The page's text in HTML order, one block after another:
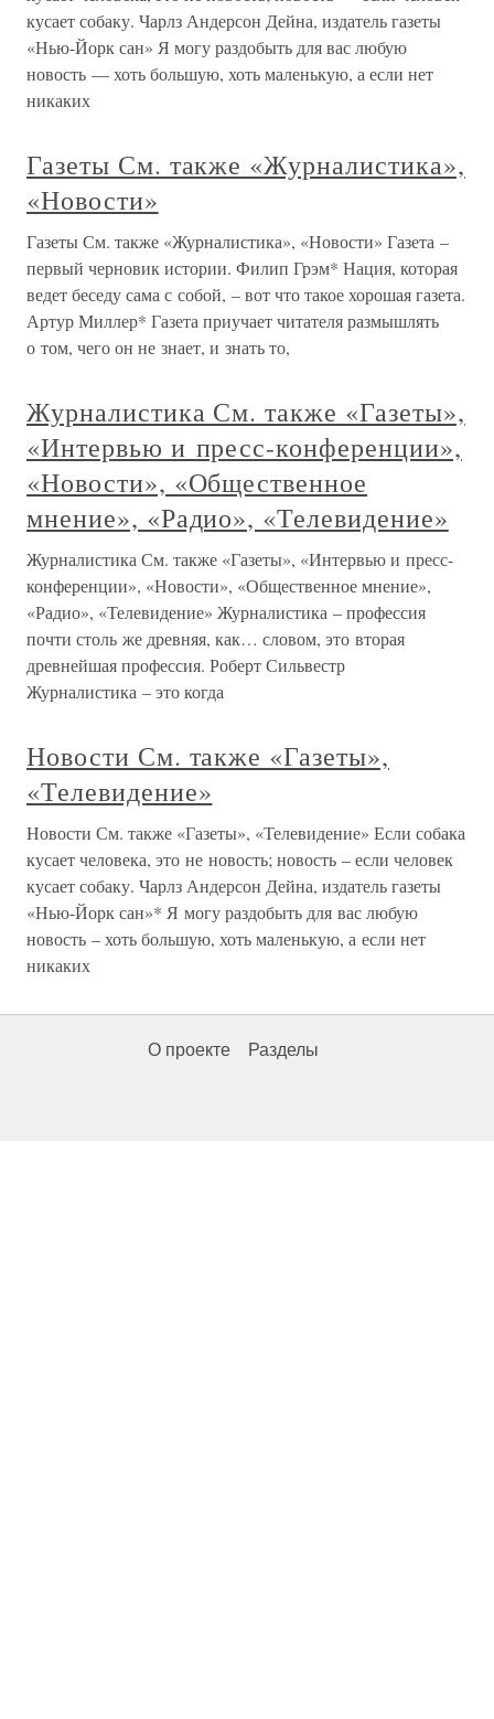
кусает собаку. Чарлз Андерсон Дейна, издатель газеты
«Нью-Йорк сан» Я могу раздобыть для вас любую
новость — хоть большую, хоть маленькую, а если нет
никаких
Газеты См. также «Журналистика»,
«Новости»
Газеты См. также «Журналистика», «Новости» Газета –
первый черновик истории. Филип Грэм* Нация, которая
ведет беседу сама с собой, – вот что такое хорошая газета.
Артур Миллер* Газета приучает читателя размышлять
о том, чего он не знает, и знать то,
Журналистика См. также «Газеты»,
«Интервью и пресс-конференции»,
«Новости», «Общественное
мнение», «Радио», «Телевидение»
Журналистика См. также «Газеты», «Интервью и пресс-
конференции», «Новости», «Общественное мнение»,
«Радио», «Телевидение» Журналистика – профессия
почти столь же древняя, как… словом, это вторая
древнейшая профессия. Роберт Сильвестр
Журналистика – это когда
Новости См. также «Газеты»,
«Телевидение»
Новости См. также «Газеты», «Телевидение» Если собака
кусает человека, это не новость; новость – если человек
кусает собаку. Чарлз Андерсон Дейна, издатель газеты
«Нью-Йорк сан»* Я могу раздобыть для вас любую
новость – хоть большую, хоть маленькую, а если нет
никаких
О проекте Разделы